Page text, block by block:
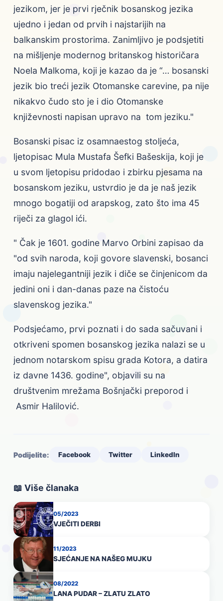
jezikom, jer je prvi rječnik bosanskog jezika
ujedno i jedan od prvih i najstarijih na
balkanskim prostorima. Zanimljivo je podsjetiti
na mišljenje modernog britanskog historičara
Noela Malkoma, koji je kazao da je “… bosanski
jezik bio treći jezik Otomanske carevine, pa nije
nikakvo čudo sto je i dio Otomanske
književnosti napisan upravo na tom jeziku."
Bosanski pisac iz osamnaestog stoljeća,
ljetopisac Mula Mustafa Šefki Bašeskija, koji je
u svom ljetopisu pridodao i zbirku pjesama na
bosanskom jeziku, ustvrdio je da je naš jezik
mnogo bogatiji od arapskog, zato što ima 45
riječi za glagol ići.
" Čak je 1601. godine Marvo Orbini zapisao da
"od svih naroda, koji govore slavenski, bosanci
imaju najelegantniji jezik i diče se činjenicom da
jedini oni i dan-danas paze na čistoću
slavenskog jezika."
Podsjećamo, prvi poznati i do sada sačuvani i
otkriveni spomen bosanskog jezika nalazi se u
jednom notarskom spisu grada Kotora, a datira
iz davne 1436. godine", objavili su na
društvenim mrežama Bošnjački preporod i
Asmir Halilović.
Podijelite: Facebook Twitter LinkedIn
📖 Više članaka
05/2023
VJEČITI DERBI
11/2023
SJEĆANJE NA NAŠEG MUJKU
08/2022
LANA PUDAR – ZLATU ZLATO